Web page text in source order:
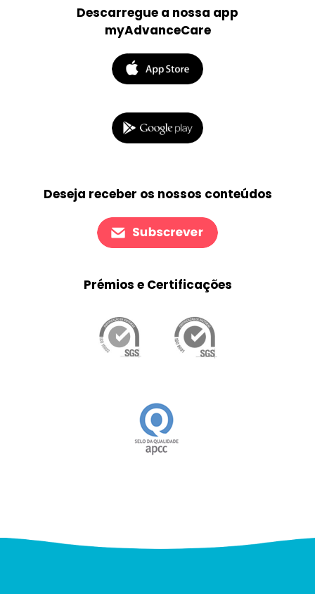
Descarregue a nossa app
myAdvanceCare
Deseja receber os nossos conteúdos
Prémios e Certificações